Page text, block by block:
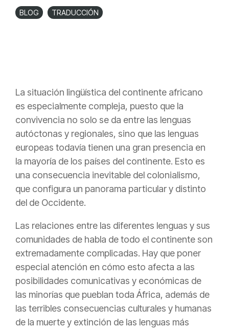
BLOG TRADUCCIÓN
La situación lingüística del continente africano
es especialmente compleja, puesto que la
convivencia no solo se da entre las lenguas
autóctonas y regionales, sino que las lenguas
europeas todavía tienen una gran presencia en
la mayoría de los países del continente. Esto es
una consecuencia inevitable del colonialismo,
que configura un panorama particular y distinto
del de Occidente.
Las relaciones entre las diferentes lenguas y sus
comunidades de habla de todo el continente son
extremadamente complicadas. Hay que poner
especial atención en cómo esto afecta a las
posibilidades comunicativas y económicas de
las minorías que pueblan toda África, además de
las terribles consecuencias culturales y humanas
de la muerte y extinción de las lenguas más